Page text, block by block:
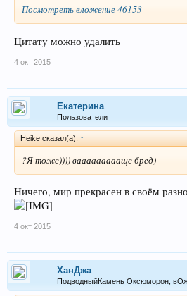
Посмотреть вложение 46153
Цитату можно удалить
4 окт 2015
Екатерина
Пользователи
Heike сказал(а): ↑
?Я тоже)))) ваааааааааще бред)
Ничего, мир прекрасен в своём
4 окт 2015
ХанДжа
ПодводныйКамень Оксюморон,